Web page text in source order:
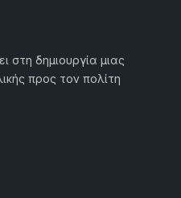
στη δημιουργία μιας
προς τον πολίτη